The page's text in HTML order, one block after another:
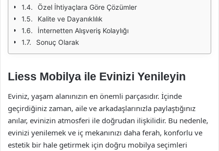
Özel İhtiyaçlara Göre Çözümler
Kalite ve Dayanıklılık
İnternetten Alışveriş Kolaylığı
Sonuç Olarak
Liess Mobilya ile Evinizi Yenileyin
Eviniz, yaşam alanınızın en önemli parçasıdır. İçinde
geçirdiğiniz zaman, aile ve arkadaşlarınızla paylaştığınız
anılar, evinizin atmosferi ile doğrudan ilişkilidir. Bu nedenle,
evinizi yenilemek ve iç mekanınızı daha ferah, konforlu ve
estetik bir hale getirmek için doğru mobilya seçimleri